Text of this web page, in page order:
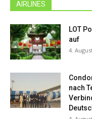
AIRLINES
LOT
auf
4.
nach